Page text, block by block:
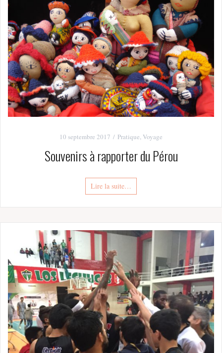
10 septembre 2017 Pratique,Voyage
Souvenirs à rapporter du Pérou
Lire la suite…